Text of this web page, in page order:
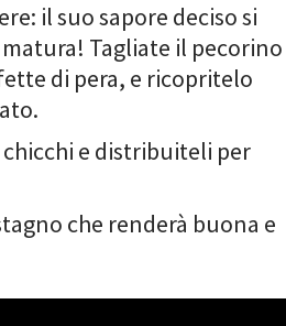
il suo sapore deciso si
Tagliate il pecorino
di pera, e ricopritelo
e distribuiteli per
che renderà buona e